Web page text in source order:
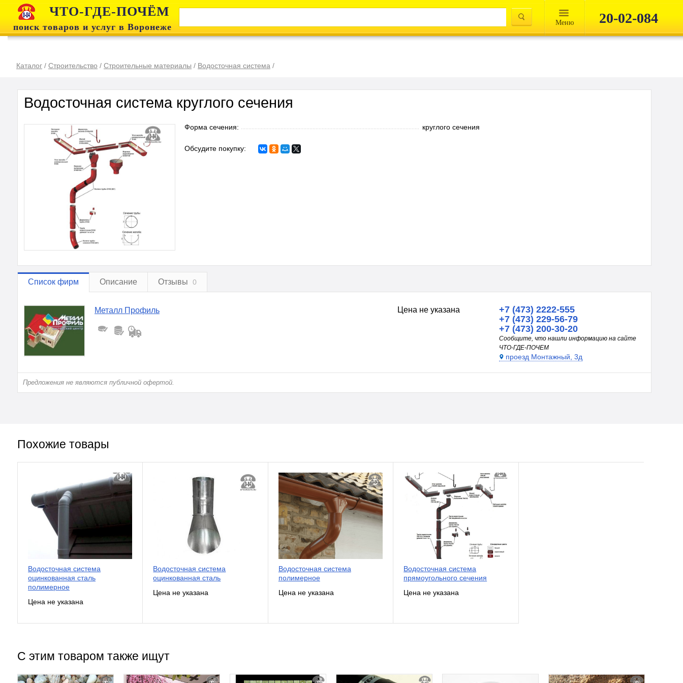
ЧТО-ГДЕ-ПОЧЁМ
поиск товаров и услуг в Воронеже Mеню 20-02-084
Каталог / Строительство / Строительные материалы / Водосточная система /
Водосточная система круглого сечения
Форма сечения: круглого сечения
Обсудите покупку:
Список фирм Описание Отзывы 0
Металл Профиль Цена не указана
+7 (473) 2222-555
+7 (473) 229-56-79
+7 (473) 200-30-20
Сообщите, что нашли информацию на сайте
ЧТО-ГДЕ-ПОЧЕМ
проезд Монтажный, 3д
Предложения не являются публичной офертой.
Похожие товары
Водосточная система
оцинкованная сталь
полимерное
Водосточная система
оцинкованная сталь
Водосточная система
полимерное
Водосточная система
прямоугольного сечения
С этим товаром также ищут